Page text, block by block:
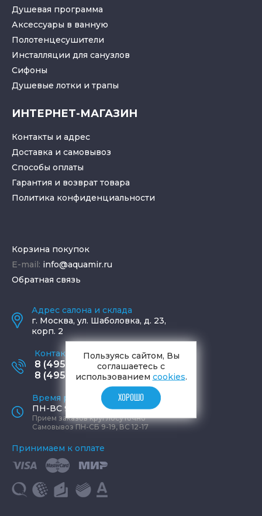
Душевая программа
Аксессуары в ванную
Полотенцесушители
Инсталляции для санузлов
Cифоны
Душевые лотки и трапы
ИНТЕРНЕТ-МАГАЗИН
Контакты и адрес
Доставка и самовывоз
Способы оплаты
Гарантия и возврат товара
Политика конфиденциальности
Корзина покупок
E-mail: info@aquamir.ru
Обратная связь
Адрес салона и склада
г. Москва, ул. Шаболовка, д. 23,
корп. 2
Контактные телефоны
8 (495) 795-77-65
8 (495) 797-11-67
Время работы офиса
ПН-ВС 9:00 - 19:00
Прием заказов круглосуточно
Самовывоз ПН-СБ 9-19, ВС 12-17
Принимаем к оплате
Пользуясь сайтом, Вы
соглашаетесь с
использованием cookies.
ХОРОШО